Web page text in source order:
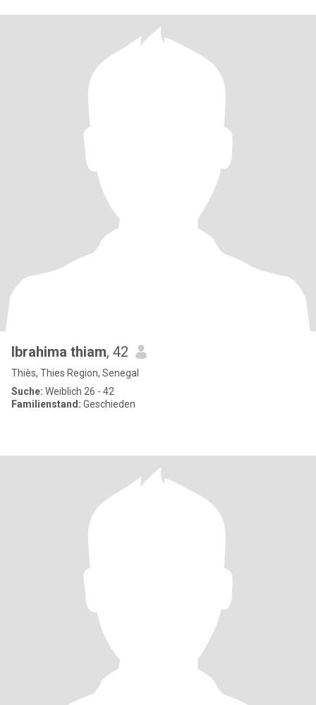
Ibrahima thiam, 42
Thiès, Thies Region, Senegal
Suche: Weiblich 26 - 42
Familienstand: Geschieden